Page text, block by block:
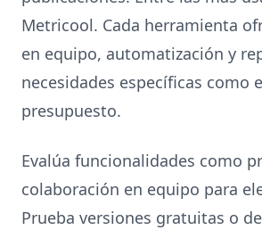
Metricool. Cada herramienta
en equipo, automatización y
necesidades específicas
presupuesto.
Evalúa funcionalidades como
colaboración en equipo para
Prueba versiones gratuitas o